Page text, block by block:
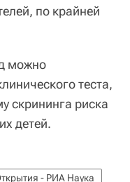
по крайней
можно
теста,
скрининга риска
детей.
- РИА Наука